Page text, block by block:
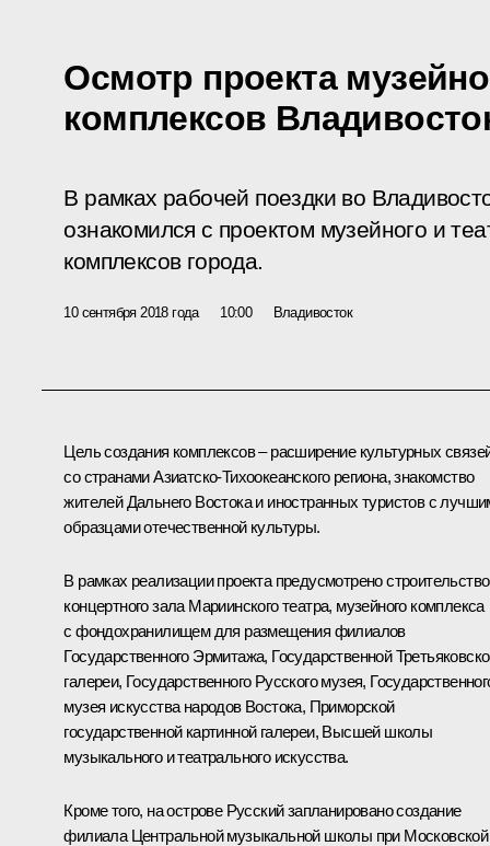
Осмотр проекта
комплексов
В рамках рабочей поездки во
ознакомился с проектом музейного и
комплексов города.
10 сентября 2018 года 10:00 Владивосток
Цель создания комплексов – расширение культурных
со странами Азиатско-Тихоокеанского региона, знакомство
жителей Дальнего Востока и иностранных туристов с
образцами отечественной культуры.
В рамках реализации проекта предусмотрено строительство
концертного зала Мариинского театра, музейного комплекса
с фондохранилищем для размещения филиалов
Государственного Эрмитажа, Государственной
галереи, Государственного Русского музея,
музея искусства народов Востока, Приморской
государственной картинной галереи, Высшей школы
музыкального и театрального искусства.
Кроме того, на острове Русский запланировано создание
филиала Центральной музыкальной школы при Московской